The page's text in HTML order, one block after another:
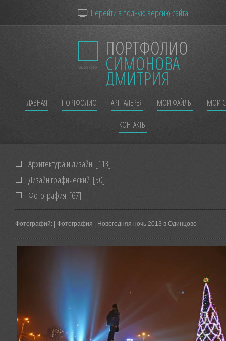
Перейти в полную версию сайта
SDS87.RU
ПОРТФОЛИО
СИМОНОВА
ДМИТРИЯ
ГЛАВНАЯ ПОРТФОЛИО АРТ ГАЛЕРЕЯ МОИ ФАЙЛЫ
МОИ
КОНТАКТЫ
Архитектура и дизайн [113]
Дизайн графический [50]
Фотография [67]
Фотографий: | Фотография | Новогодняя ночь 2013 в Одинцово